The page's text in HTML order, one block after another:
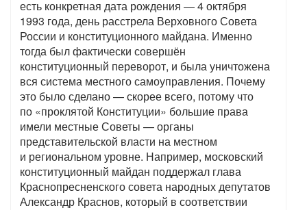
есть конкретная дата рождения — 4 октября
1993 года, день расстрела Верховного Совета
России и конституционного майдана. Именно
тогда был фактически совершён
конституционный переворот, и была уничтожена
вся система местного самоуправления. Почему
это было сделано — скорее всего, потому что
по «проклятой Конституции» большие права
имели местные Советы — органы
представительской власти на местном
и региональном уровне. Например, московский
конституционный майдан поддержал глава
Краснопресненского совета народных депутатов
Александр Краснов, который в соответствии